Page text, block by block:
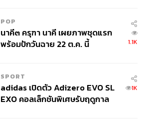
POP
นาคี๓ ครุฑา นาคี เผยภาพชุดแรก
พร้อมปักวันฉาย 22 ต.ค. นี้
1.1K
SPORT
adidas เปิดตัว Adizero EVO SL
EXO คอลเล็กชันพิเศษรับฤดูกาล
1K